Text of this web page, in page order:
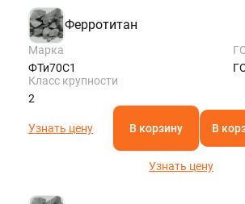
Ферротитан
Марка
ФТи70С1
Класс крупности
2
Узнать цену В корзину В
Узнать цену